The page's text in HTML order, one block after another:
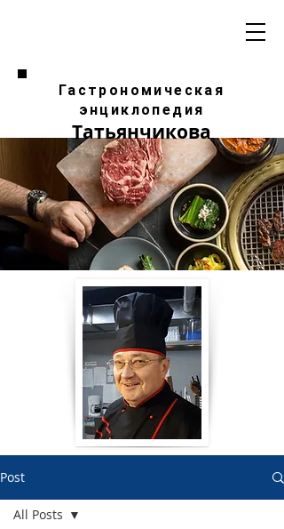
Гастрономическая
энциклопедия
Татьянчикова
Post
All Posts